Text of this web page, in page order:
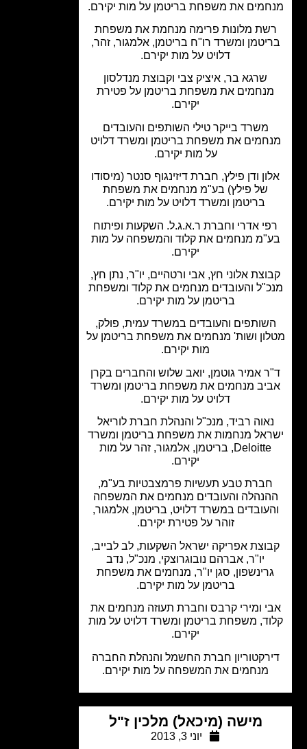
את משפחת בריטמן על מות יקירם.
מלונות פרימה מנחמת את משפחת
ומשרד רו"ח בריטמן, אלמגור, זהר,
דלויט על מות יקירם.
שרגא בר, איציק צבי וקבוצת מנדלסון
את משפחת בריטמן על פטירת
משרד בייקר טילי השותפים והעובדים
את משפחת בריטמן ומשרד דלויט
על מות יקירם.
ודן פילץ, חברת דיזינגוף סנטר (מיסודו
של פילץ) בע"מ מנחמים את משפחת
בריטמן ומשרד דלויט על מות יקירם.
אדרי וחברת ר.א.ג.ל. השקעות ופיתוח
מנחמים את קלוד והמשפחה על מות
אלוני חץ, אבי ורטהיים, יו"ר, נתן חץ,
והעובדים מנחמים את קלוד ומשפחת
בריטמן על מות יקירם.
והעובדים במשרד עמית, פולק,
ושות' מנחמים את משפחת בריטמן על
מות יקירם.
אמיר גוטמן, יואב שלוש והחברים בקרן
מנחמים את משפחת בריטמן ומשרד
דלויט על מות יקירם.
רביד, מנכ"ל והנהלת חברת לוריאל
מנחמות את משפחת בריטמן ומשרד
Deloitte, בריטמן, אלמגור, זהר על מות
טבע תעשיות פרמצבטיות בע"מ,
והעובדים מנחמים את המשפחה
במשרד דלויט, בריטמן, אלמגור,
זוהר על פטירת יקירם.
אפריקה ישראל השקעות, לב לבייב,
יו"ר, אברהם נובוגרוצקי, מנכ"ל, נדב
סגן יו"ר, מנחמים את משפחת
בריטמן על מות יקירם.
ומירי קרבס וחברת תעוזה מנחמים את
משפחת בריטמן ומשרד דלויט על מות
חברת החשמל והנהלת החברה
מנחמים את המשפחה על מות יקירם.
מישה (מיכאל) מלכין ז"ל